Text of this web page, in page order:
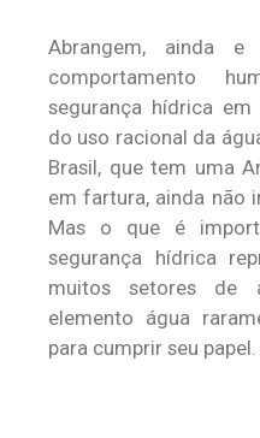
Abrangem, ainda
comportamento
segurança hídrica
do uso racional da
Brasil, que tem uma
em fartura, ainda não
Mas o que é
segurança hídrica
muitos setores de
elemento água
para cumprir seu papel.